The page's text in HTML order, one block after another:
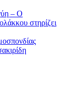
– Ο
στηρίζει